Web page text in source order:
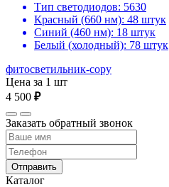
Тип светодиодов: 5630
Красный (660 нм): 48 штук
Синий (460 нм): 18 штук
Белый (холодный): 78 штук
фитосветильник-copy
Цена за 1 шт
4 500 ₽
Заказать обратный звонок
Отправить
Каталог